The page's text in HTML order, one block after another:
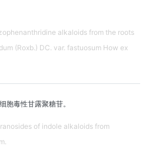
alkaloids from the roots
(Roxb.) DC. var. fastuosum How ex
胞毒性甘露聚糖苷。
of indole alkaloids from